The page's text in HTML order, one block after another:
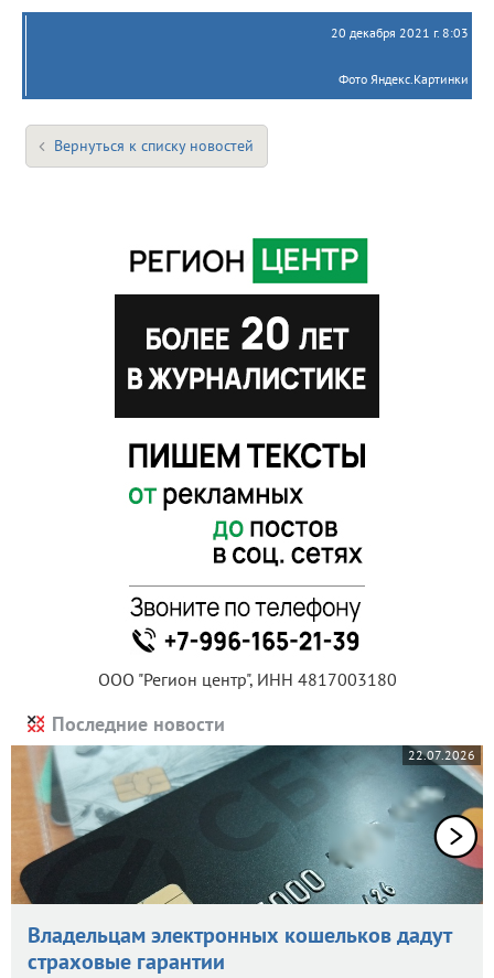
20 декабря 2021 г. 8:03
Фото Яндекс.Картинки
Вернуться к списку новостей
ООО "Регион центр", ИНН 4817003180
Последние новости
22.07.2026
Владельцам электронных кошельков дадут
страховые гарантии